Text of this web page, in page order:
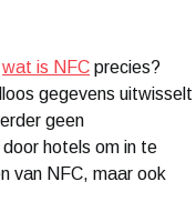
wat is NFC precies?
gegevens uitwisselt
geen
hotels om in te
van NFC, maar ook